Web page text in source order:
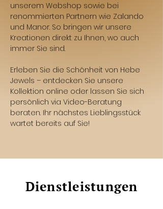
unserem Webshop sowie bei
renommierten Partnern wie Zalando
und Manor. So bringen wir unsere
Kreationen direkt zu Ihnen, wo auch
immer Sie sind.
Erleben Sie die Schönheit von Hebe
Jewels – entdecken Sie unsere
Kollektion online oder lassen Sie sich
persönlich via Video-Beratung
beraten. Ihr nächstes Lieblingsstück
wartet bereits auf Sie!
Dienstleistungen